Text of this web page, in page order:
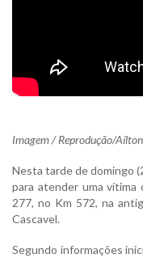
Imagem / Reprodução/
Nesta tarde de domingo
para atender uma vítima
277, no Km 572, na
Cascavel.
Segundo informações